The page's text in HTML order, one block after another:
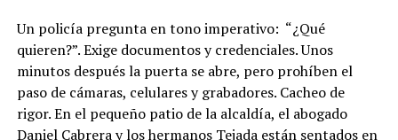
Un policía pregunta en tono imperativo: “¿Qué
quieren?”. Exige documentos y credenciales. Unos
minutos después la puerta se abre, pero prohíben el
paso de cámaras, celulares y grabadores. Cacheo de
rigor. En el pequeño patio de la alcaldía, el abogado
Daniel Cabrera y los hermanos Tejada están sentados en